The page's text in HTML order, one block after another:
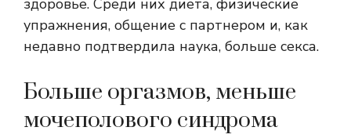
здоровье. Среди них диета, физические
упражнения, общение с партнером и, как
недавно подтвердила наука, больше секса.
Больше оргазмов, меньше
мочеполового синдрома